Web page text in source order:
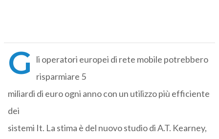
G li operatori europei di rete mobile potrebbero
risparmiare 5
miliardi di euro ogni anno con un utilizzo più efficiente
dei
sistemi It. La stima è del nuovo studio di A.T. Kearney,